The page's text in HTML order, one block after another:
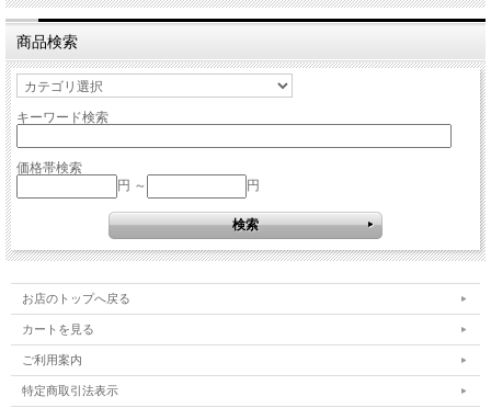
商品検索
キーワード検索
価格帯検索
円 ～
円
お店のトップへ戻る
カートを見る
ご利用案内
特定商取引法表示